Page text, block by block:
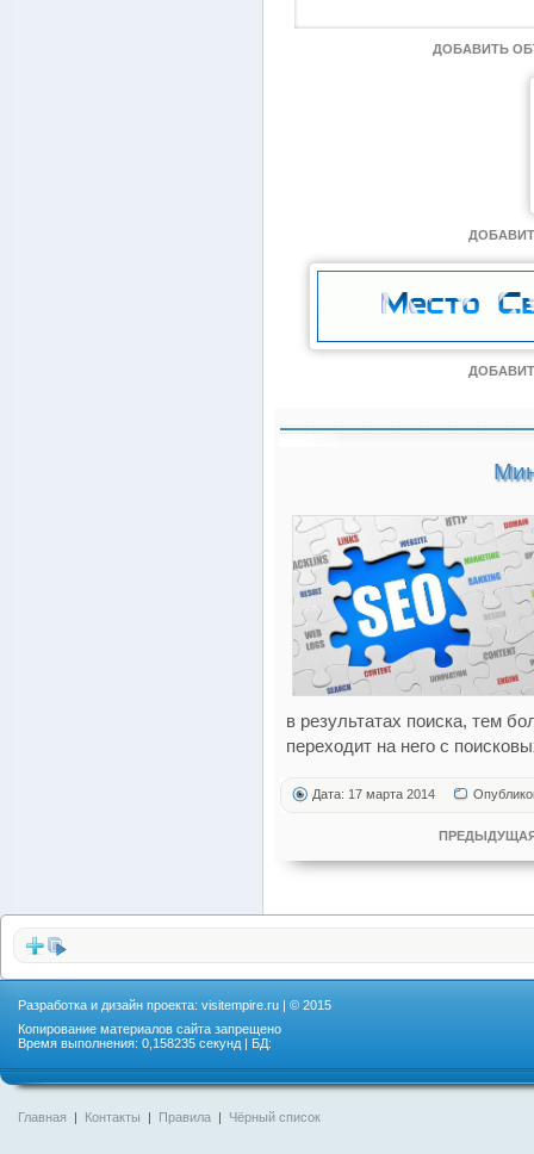
ДОБАВИТЬ
в результатах поиска, тем
переходит на него с
Дата: 17 марта 2014
Разработка и дизайн проекта: visitempire.ru | © 2015
Копирование материалов сайта запрещено
Время выполнения: 0,158235 секунд | БД:
Главная | Контакты | Правила | Чёрный список